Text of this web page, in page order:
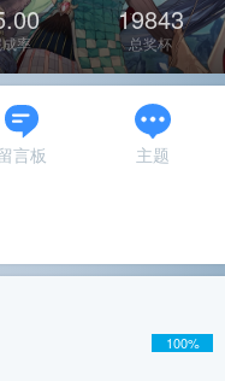
率
19843
总奖杯
言板 主题
100%